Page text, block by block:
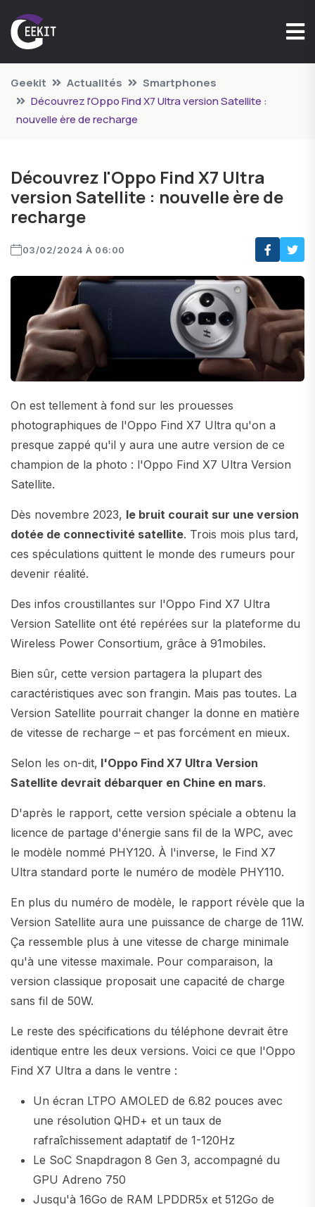
Geekit Actualités
Smartphones
Découvrez l'Oppo Find X7 Ultra version Satellite :
nouvelle ère de recharge
Découvrez l'Oppo Find X7 Ultra
version Satellite : nouvelle ère de
recharge
03/02/2024 À 06:00
On est tellement à fond sur les prouesses
photographiques de l'Oppo Find X7 Ultra qu'on a
presque zappé qu'il y aura une autre version de ce
champion de la photo : l'Oppo Find X7 Ultra Version
Satellite.
Dès novembre 2023, le bruit courait sur une version
dotée de connectivité satellite. Trois mois plus tard,
ces spéculations quittent le monde des rumeurs pour
devenir réalité.
Des infos croustillantes sur l'Oppo Find X7 Ultra
Version Satellite ont été repérées sur la plateforme du
Wireless Power Consortium, grâce à 91mobiles.
Bien sûr, cette version partagera la plupart des
caractéristiques avec son frangin. Mais pas toutes. La
Version Satellite pourrait changer la donne en matière
de vitesse de recharge – et pas forcément en mieux.
Selon les on-dit, l'Oppo Find X7 Ultra Version
Satellite devrait débarquer en Chine en mars.
D'après le rapport, cette version spéciale a obtenu la
licence de partage d'énergie sans fil de la WPC, avec
le modèle nommé PHY120. À l'inverse, le Find X7
Ultra standard porte le numéro de modèle PHY110.
En plus du numéro de modèle, le rapport révèle que la
Version Satellite aura une puissance de charge de 11W.
Ça ressemble plus à une vitesse de charge minimale
qu'à une vitesse maximale. Pour comparaison, la
version classique proposait une capacité de charge
sans fil de 50W.
Le reste des spécifications du téléphone devrait être
identique entre les deux versions. Voici ce que l'Oppo
Find X7 Ultra a dans le ventre :
Un écran LTPO AMOLED de 6.82 pouces avec
une résolution QHD+ et un taux de
rafraîchissement adaptatif de 1-120Hz
Le SoC Snapdragon 8 Gen 3, accompagné du
GPU Adreno 750
Jusqu'à 16Go de RAM LPDDR5x et 512Go de